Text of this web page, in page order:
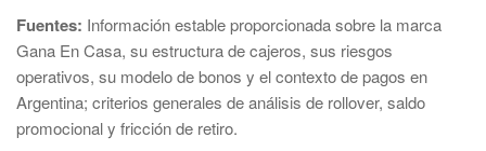
Fuentes: Información estable proporcionada sobre la marca
Gana En Casa, su estructura de cajeros, sus riesgos
operativos, su modelo de bonos y el contexto de pagos en
Argentina; criterios generales de análisis de rollover, saldo
promocional y fricción de retiro.